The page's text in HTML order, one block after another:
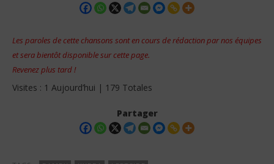
Les paroles de cette chansons sont en cours de rédaction par nos équipes
et sera bientôt disponible sur cette page.
Revenez plus tard !
Visites : 1 Aujourd’hui | 179 Totales
Partager